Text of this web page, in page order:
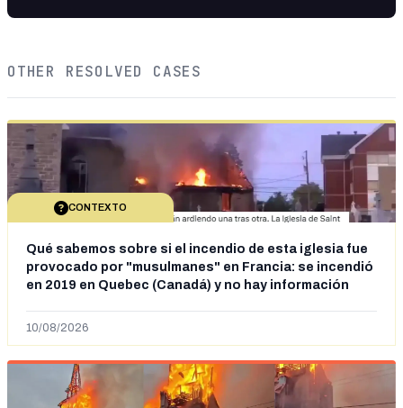
OTHER RESOLVED CASES
CONTEXTO
Qué sabemos sobre si el incendio de esta iglesia fue
provocado por "musulmanes" en Francia: se incendió
en 2019 en Quebec (Canadá) y no hay información
10/08/2026